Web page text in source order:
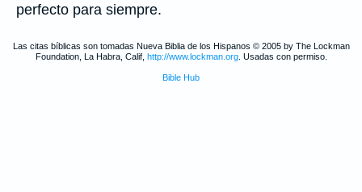
perfecto para siempre.
Las citas bíblicas son tomadas Nueva Biblia de los Hispanos © 2005 by The Lockman
Foundation, La Habra, Calif, http://www.lockman.org. Usadas con permiso.
Bible Hub